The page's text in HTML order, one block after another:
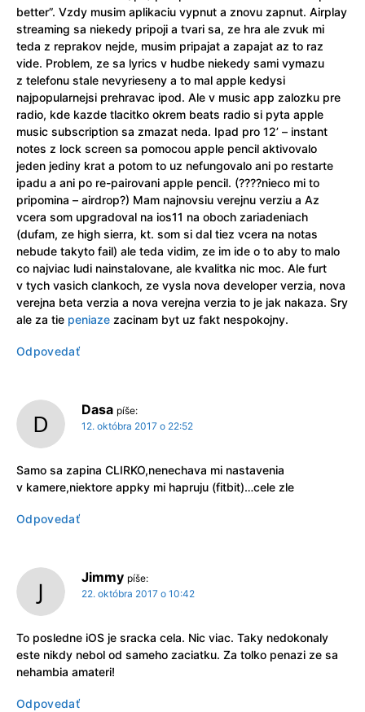
better”. Vzdy musim aplikaciu vypnut a znovu zapnut. Airplay
streaming sa niekedy pripoji a tvari sa, ze hra ale zvuk mi
teda z reprakov nejde, musim pripajat a zapajat az to raz
vide. Problem, ze sa lyrics v hudbe niekedy sami vymazu
z telefonu stale nevyrieseny a to mal apple kedysi
najpopularnejsi prehravac ipod. Ale v music app zalozku pre
radio, kde kazde tlacitko okrem beats radio si pyta apple
music subscription sa zmazat neda. Ipad pro 12’ – instant
notes z lock screen sa pomocou apple pencil aktivovalo
jeden jediny krat a potom to uz nefungovalo ani po restarte
ipadu a ani po re-pairovani apple pencil. (????nieco mi to
pripomina – airdrop?) Mam najnovsiu verejnu verziu a Az
vcera som upgradoval na ios11 na oboch zariadeniach
(dufam, ze high sierra, kt. som si dal tiez vcera na notas
nebude takyto fail) ale teda vidim, ze im ide o to aby to malo
co najviac ludi nainstalovane, ale kvalitka nic moc. Ale furt
v tych vasich clankoch, ze vysla nova developer verzia, nova
verejna beta verzia a nova verejna verzia to je jak nakaza. Sry
ale za tie peniaze zacinam byt uz fakt nespokojny.
Odpovedať
Dasa píše:
12. októbra 2017 o 22:52
Samo sa zapina CLIRKO,nenechava mi nastavenia
v kamere,niektore appky mi hapruju (fitbit)…cele zle
Odpovedať
Jimmy píše:
22. októbra 2017 o 10:42
To posledne iOS je sracka cela. Nic viac. Taky nedokonaly
este nikdy nebol od sameho zaciatku. Za tolko penazi ze sa
nehambia amateri!
Odpovedať